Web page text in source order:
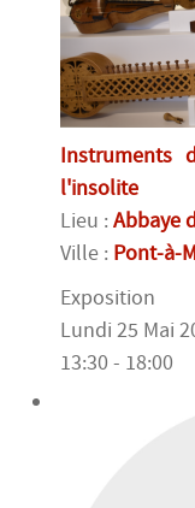
Instruments
l'insolite
Lieu : Abbaye
Ville : Pont-à-
Exposition
Lundi 25 Mai
13:30 - 18:00